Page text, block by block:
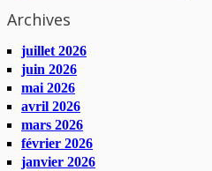
Archives
juillet 2026
juin 2026
mai 2026
avril 2026
mars 2026
février 2026
janvier 2026